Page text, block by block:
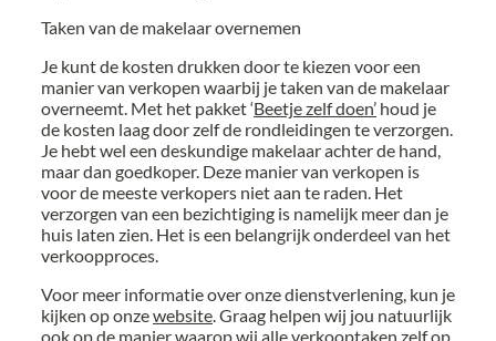
Taken van de makelaar overnemen
Je kunt de kosten drukken door te kiezen voor een
manier van verkopen waarbij je taken van de makelaar
overneemt. Met het pakket ‘Beetje zelf doen’ houd je
de kosten laag door zelf de rondleidingen te verzorgen.
Je hebt wel een deskundige makelaar achter de hand,
maar dan goedkoper. Deze manier van verkopen is
voor de meeste verkopers niet aan te raden. Het
verzorgen van een bezichtiging is namelijk meer dan je
huis laten zien. Het is een belangrijk onderdeel van het
verkoopproces.
Voor meer informatie over onze dienstverlening, kun je
kijken op onzewebsite . Graag helpen wij jou natuurlijk
ook op de manier waarop wij alle verkooptaken zelf op